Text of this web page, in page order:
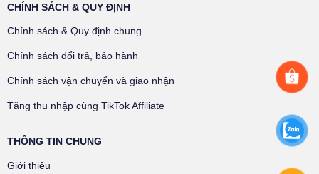
CHÍNH SÁCH & QUY ĐỊNH
Chính sách & Quy định chung
Chính sách đổi trả, bảo hành
Chính sách vận chuyển và giao nhận
Tăng thu nhập cùng TikTok Affiliate
THÔNG TIN CHUNG
Giới thiệu